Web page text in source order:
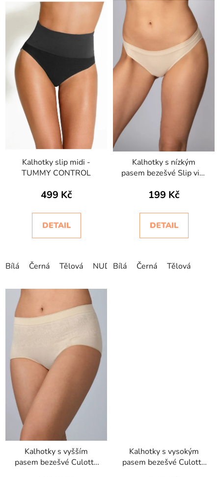
Kalhotky slip midi -
TUMMY CONTROL
499 Kč
DETAIL
Bílá Černá Tělová NUDE
Kalhotky s nízkým
pasem bezešvé Slip vita
199 Kč
DETAIL
Bílá Černá Tělová
Kalhotky s vyšším
pasem bezešvé Culotte
Kalhotky s vysokým
pasem bezešvé Culotte